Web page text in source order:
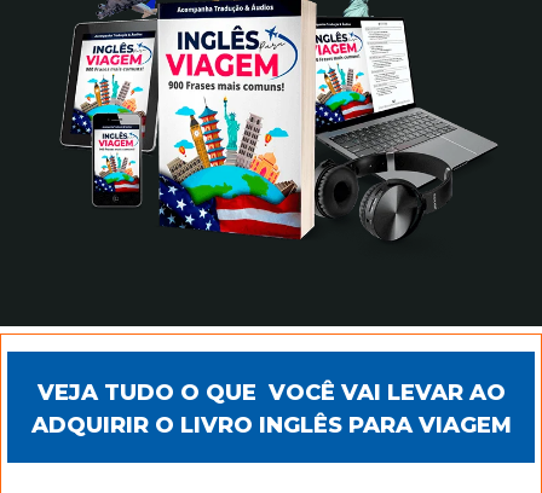
VEJA TUDO O QUE VOCÊ VAI LEVAR AO
ADQUIRIR O LIVRO INGLÊS PARA VIAGEM